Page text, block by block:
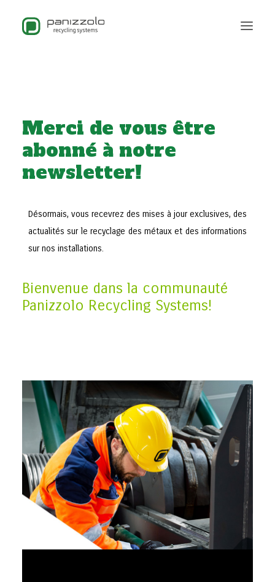
Merci de vous être
abonné à notre
newsletter!
Désormais, vous recevrez des mises à jour exclusives, des
actualités sur le recyclage des métaux et des informations
sur nos installations.
Bienvenue dans la communauté
Panizzolo Recycling Systems!